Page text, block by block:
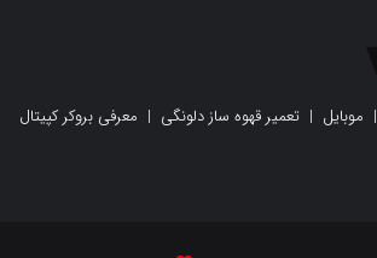
| موبایل | تعمیر قهوه ساز دلونگی | معرفی بروکر کپیتال